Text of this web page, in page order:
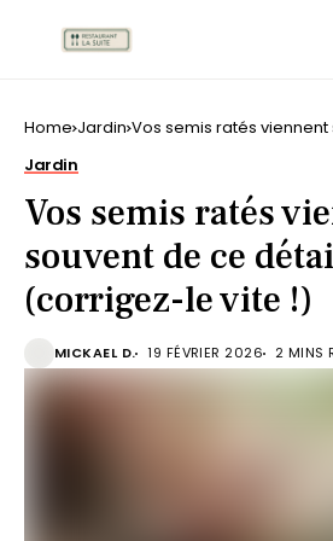
Home Jardin Vos semis ratés
Jardin
Vos semis ratés
souvent de ce
(corrigez-le vite !)
MICKAEL D. 19 FÉVRIER 2026 2 MINS